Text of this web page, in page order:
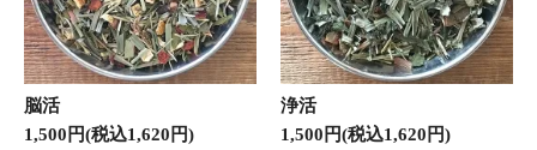
脳活
1,500円(税込1,620円)
浄活
1,500円(税込1,620円)